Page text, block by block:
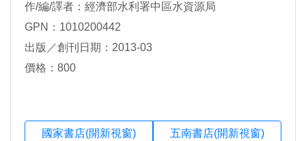
作/編/譯者：經濟部水利署中區水資源局
GPN：1010200442
出版／創刊日期：2013-03
價格：800
國家書店(開新視窗) 五南書店(開新視窗)